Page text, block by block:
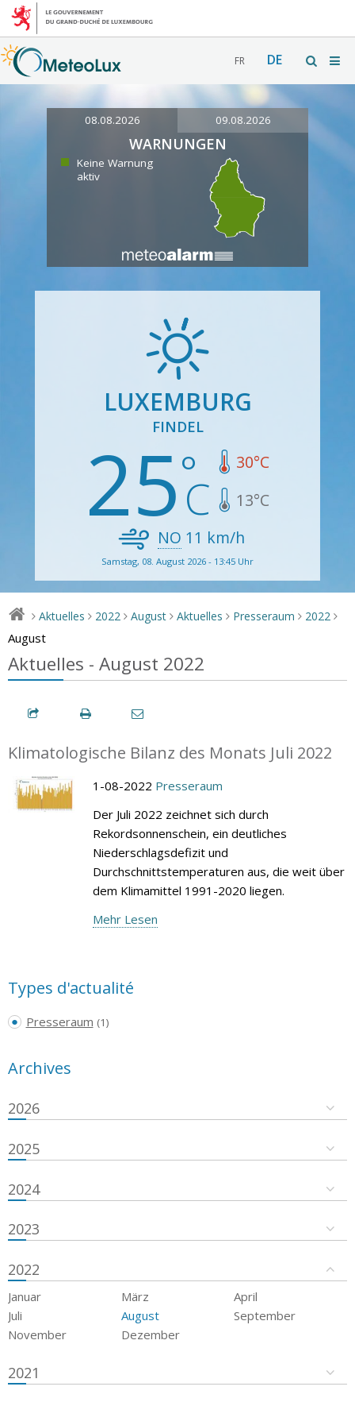
FR DE
08.08.2026 09.08.2026
WARNUNGEN
Keine Warnung
aktiv
LUXEMBURG
FINDEL
25 30°C
13°C
NO 11 km/h
Samstag, 08. August 2026 - 13:45 Uhr
> Aktuelles > 2022 > August > Aktuelles > Presseraum > 2022 >
August
Aktuelles - August 2022
Klimatologische Bilanz des Monats Juli 2022
1-08-2022 Presseraum
Der Juli 2022 zeichnet sich durch
Rekordsonnenschein, ein deutliches
Niederschlagsdefizit und
Durchschnittstemperaturen aus, die weit über
dem Klimamittel 1991-2020 liegen.
Mehr Lesen
Types d'actualité
Presseraum (1)
Archives
2026
2025
2024
2023
2022
Januar März
April
Juli
August
September
November
Dezember
2021